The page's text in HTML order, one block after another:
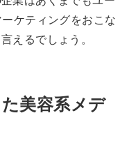
ケティングをおこな
えるでしょう。
美容系メデ